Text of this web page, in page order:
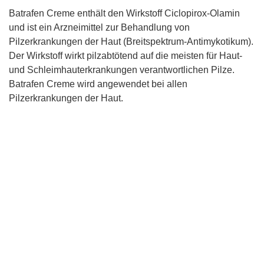
Batrafen Creme enthält den Wirkstoff Ciclopirox-Olamin
und ist ein Arzneimittel zur Behandlung von
Pilzerkrankungen der Haut (Breitspektrum-Antimykotikum).
Der Wirkstoff wirkt pilzabtötend auf die meisten für Haut-
und Schleimhauterkrankungen verantwortlichen Pilze.
Batrafen Creme wird angewendet bei allen
Pilzerkrankungen der Haut.